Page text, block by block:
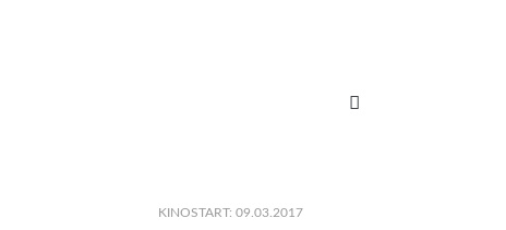

KINOSTART: 09.03.2017